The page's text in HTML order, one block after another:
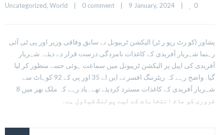
Uncategorized, World 0 comment 9 January, 2024 0
پشاور (کو رٹ رپو ر ٹر) الیکشن ٹربیونل نے سابق وفاقی وزیر اور پی ٹی آئی
رہنما شہریار آفریدی کے کاغذات نامزدگی درست قرار دے دیئے۔شہریار
آفریدی کی اپیل پر الیکشن ٹریبونل میں سماعت ہوئی جسے منظور کر لیا
گیا۔واضح رہے کہ ریٹرننگ افسر نے این اے 35 اور پی کے 92 کوہاٹ سے
شہریار آفریدی کے کاغذات مسترد کردیئے تھے۔یاد رہے کہ ملک بھر میں 8
فروری کو عام انتخابات کے لیے پولنگ شیڈول ہے۔